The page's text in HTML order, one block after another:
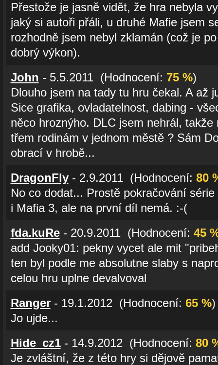
Přestože je jasně vidět, že hra nebyla
jaký si autoři přáli, u druhé Mafie jsem
rozhodně jsem nebyl zklamán (což je
dobrý výkon).
John - 5.5.2011 (Hodnocení: 75 %)
Dlouho jsem na tady tu hru čekal. A až
Sice grafika, ovladatelnost, dabing -
něco hroznýho. DLC jsem nehrál,
třem rodinám v jednom městě ? Sám
obrací v hrobě...
DragonFly- 2.9.2011 (Hodnocení: 80
No co dodat... Prostě pokračování
i Mafia 3, ale na první díl nemá. :-(
fda.kuRe- 20.9.2011 (Hodnocení: 45
add Jooky01: pekny vycet ale mit
ten byl podle me absolutne slaby s
celou hru uplne devalvoval
Ranger- 19.1.2012 (Hodnocení: 65 %)
Jo ujde...
Hide_cz1- 14.9.2012 (Hodnocení: 80
Je zvláštní, že z této hry si dějově